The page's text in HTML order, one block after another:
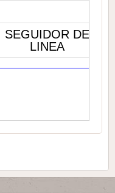
SEGUIDOR DE
LINEA